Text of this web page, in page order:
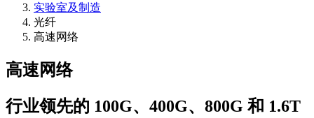
实验室及制造
光纤
高速网络
高速网络
行业领先的 100G、400G、800G 和 1.6T